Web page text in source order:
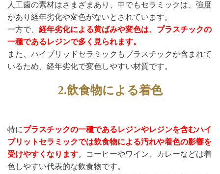
人工歯の素材はさまざまあり、中でもセラミックは、強度
があり経年劣化や変色がないとされています。
一方で、 経年劣化による黄ばみや変色は、プラスチックの
一種であるレジンで多く見られます。
また、ハイブリッドセラミックもプラスチックが含まれて
いるため、経年劣化で変色しやすい材質です。
2.飲食物による着色
特にプラスチックの一種であるレジンやレジンを含むハイ
ブリットセラミックでは飲食物による汚れや着色の影響を
受けやすくなります。コーヒーやワイン、カレーなどは着
色しやすい代表的な飲食物です。